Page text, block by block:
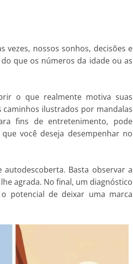
vezes, nossos sonhos, decisões e
que os números da idade ou as
o que realmente motiva suas
ilustrados por mandalas
fins de entretenimento, pode
você deseja desempenhar no
Basta observar a
agrada. No final, um diagnóstico
potencial de deixar uma marca